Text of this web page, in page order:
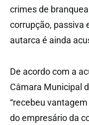
crimes de
corrupção, passiva
autarca é ainda
De acordo com a
Câmara Municipal
“recebeu
do empresário da